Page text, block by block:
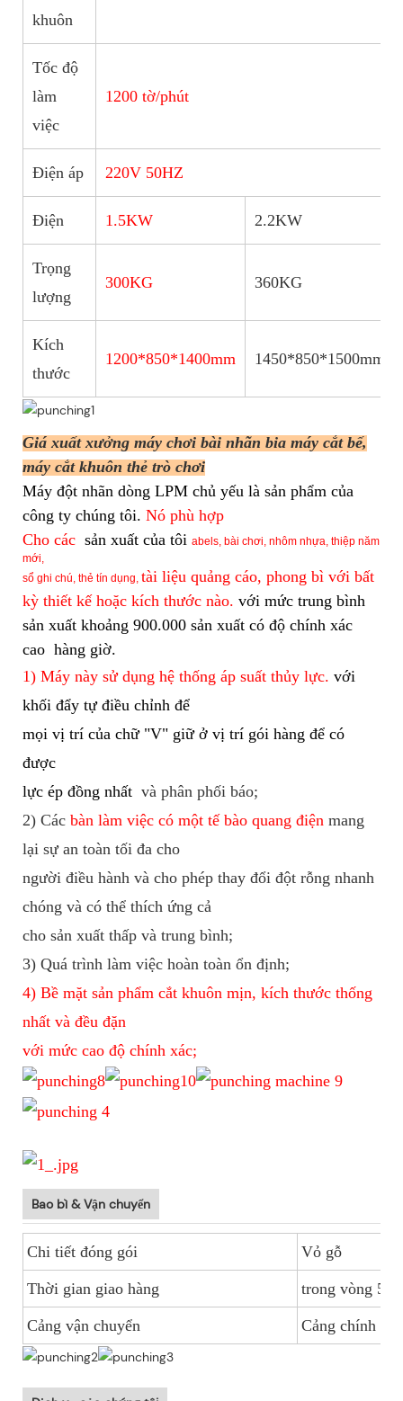
khuôn
Tốc độ
làm
việc
1200 tờ/phút
Điện áp 220V 50HZ
Điện 1.5KW 2.2KW
Trọng
lượng
300KG 360KG
Kích
thước
1200*850*1400mm 1450*850*1500mm
Giá xuất xưởng máy chơi bài nhãn bia máy cắt bế,
máy cắt khuôn thẻ trò chơi
Máy đột nhãn dòng LPM chủ yếu là sản phẩm của
công ty chúng tôi. Nó phù hợp
Cho các sản xuất của tôi abels, bài chơi, nhôm nhựa, thiệp năm
mới,
sổ ghi chú, thẻ tín dụng, tài liệu quảng cáo, phong bì với bất
kỳ thiết kế hoặc kích thước nào. với mức trung bình
sản xuất khoảng 900.000 sản xuất có độ chính xác
cao hàng giờ.
1) Máy này sử dụng hệ thống áp suất thủy lực. với
khối đẩy tự điều chỉnh để
mọi vị trí của chữ "V" giữ ở vị trí gói hàng để có
được
lực ép đồng nhất và phân phối báo;
2) Các bàn làm việc có một tế bào quang điện mang
lại sự an toàn tối đa cho
người điều hành và cho phép thay đổi đột rỗng nhanh
chóng và có thể thích ứng cả
cho sản xuất thấp và trung bình;
3) Quá trình làm việc hoàn toàn ổn định;
4) Bề mặt sản phẩm cắt khuôn mịn, kích thước thống
nhất và đều đặn
với mức cao độ chính xác;
Bao bì & Vận chuyển
Chi tiết đóng gói Vỏ gỗ
Thời gian giao hàng trong vòng 5-
Cảng vận chuyển Cảng chính